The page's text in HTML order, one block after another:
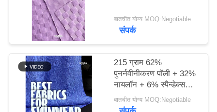
बातचीत योग्य MOQ:Negotiable
संपर्क
215 ग्राम 62%
पुनर्नवीनीकरण पॉली + 32%
नायलॉन + 6% स्पैन्डेक्स
पुनर्नवीनीकरण स्विमवियर
कपड़े RT-4646
बातचीत योग्य MOQ:Negotiable